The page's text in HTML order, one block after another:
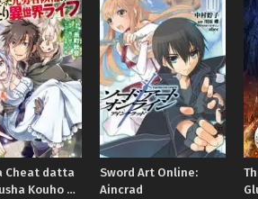
Cheat datta
Kouho no
Sword Art Online:
Aincrad